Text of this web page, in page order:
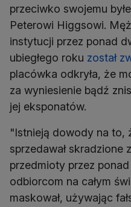
przeciwko swojemu
Peterowi Higgsowi.
instytucji przez ponad
ubiegłego roku został
placówka odkryła, że
za wyniesienie bądź
jej eksponatów.
"Istnieją dowody na to,
sprzedawał skradzione
przedmioty przez
odbiorcom na całym
maskował, używając